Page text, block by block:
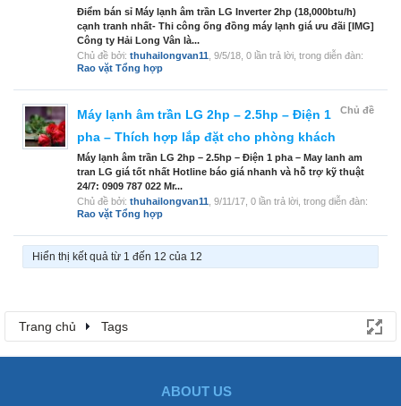
Điểm bán sỉ Máy lạnh âm trần LG Inverter 2hp (18,000btu/h)
cạnh tranh nhất- Thi công ống đồng máy lạnh giá ưu đãi [IMG]
Công ty Hải Long Vân là...
Chủ đề bởi: thuhailongvan11 9/5/18 , 0 lần trả lời, trong diễn đàn:
Rao vặt Tổng hợp
Chủ đề
Máy lạnh âm trần LG 2hp – 2.5hp – Điện 1
pha – Thích hợp lắp đặt cho phòng khách
Máy lạnh âm trần LG 2hp – 2.5hp – Điện 1 pha – May lanh am
tran LG giá tốt nhất Hotline báo giá nhanh và hỗ trợ kỹ thuật
24/7: 0909 787 022 Mr...
Chủ đề bởi: thuhailongvan11 9/11/17 , 0 lần trả lời, trong diễn đàn:
Rao vặt Tổng hợp
Hiển thị kết quả từ 1 đến 12 của 12
Trang chủ Tags
ABOUT US